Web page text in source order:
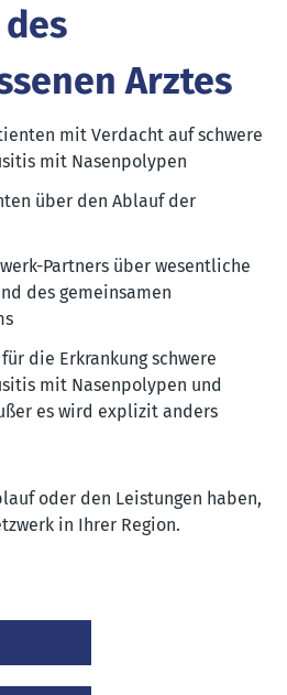
Arztes
mit Verdacht auf schwere
mit Nasenpolypen
über den Ablauf der
Partners über wesentliche
des gemeinsamen
die Erkrankung schwere
mit Nasenpolypen und
es wird explizit anders
oder den Leistungen haben,
in Ihrer Region.